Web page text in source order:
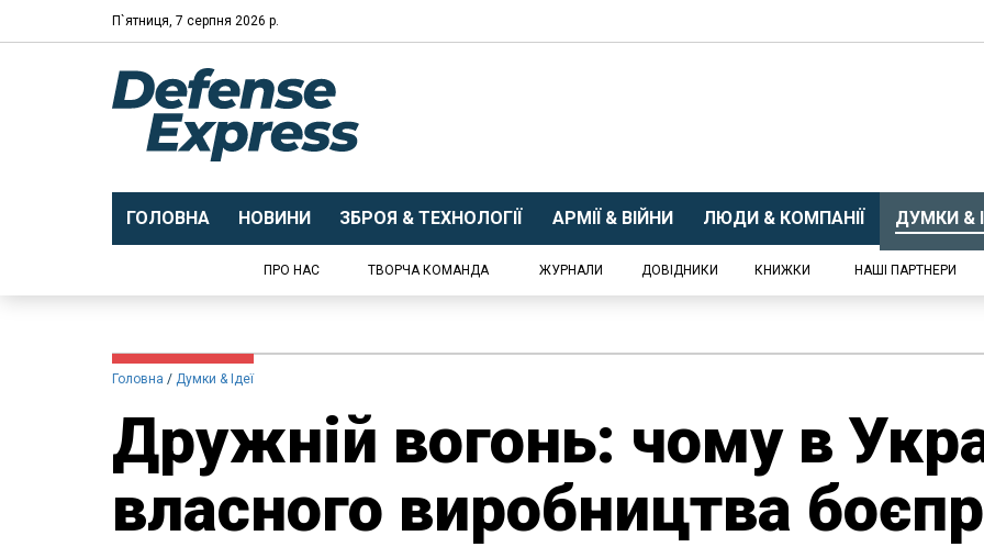
П`ятниця, 7 серпня 2026 р.
ГОЛОВНА НОВИНИ ЗБРОЯ & ТЕХНОЛОГІЇ АРМІЇ & ВІЙНИ ЛЮДИ & КОМПАНІЇ ДУМКИ &
ПРО НАС ТВОРЧА КОМАНДА ЖУРНАЛИ ДОВІДНИКИ КНИЖКИ НАШІ ПАРТНЕРИ
Головна Думки & Ідеї
Дружній вогонь: чому в
власного виробництва